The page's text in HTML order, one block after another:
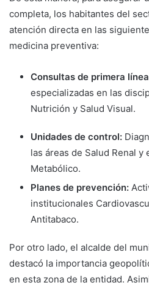
completa, los habitantes del
atención directa en las
medicina preventiva:
Consultas de primera
especializadas en las
Nutrición y Salud Visual.
Unidades de control:
las áreas de Salud Renal y
Metabólico.
Planes de prevención:
institucionales
Antitabaco.
Por otro lado, el alcalde del
destacó la importancia
en esta zona de la entidad.